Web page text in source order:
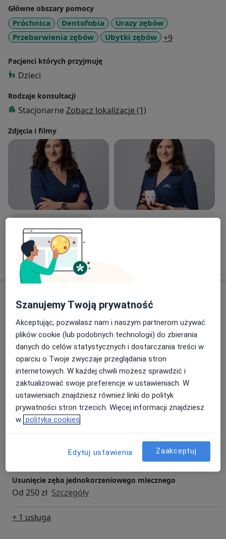
Prywatnie jestem szczęśliwą mamą dwóch córek,
miłośniczką podróży, gotowania oraz malarstwa i
sztuki.
Główne obszary pomocy
Próchnica Dentofobia
Urazy zębów
Przebarwienia zębów
Ubytki zębów +9
Pacjenci których przyjmuję
Dzieci
Rodzaje konsultacji
Stacjonarne Zobacz lokalizacje (1)
Zdjęcia i filmy
Zobacz galerię (2)
Konsultacja stomatologiczna dzieci
200 zł Szczegóły Umów wizytę
Wizyta adaptacyjna dzieci
260 zł Szczegóły Umów wizytę
Konsultacja stomatologiczna
Od 200 zł Szczegóły
Darmowa usługa Szczegóły
Usunięcie zęba jednokorzeniowego mlecznego
Od 250 zł Szczegóły
+ 1 usługa
Szanujemy Twoją prywatność
Akceptując, pozwalasz nam i naszym partnerom używać
plików cookie (lub podobnych technologii) do zbierania
danych do celów statystycznych i dostarczania treści w
oparciu o Twoje zwyczaje przeglądania stron
internetowych. W każdej chwili możesz sprawdzić i
zaktualizować swoje preferencje w ustawieniach. W
ustawieniach znajdziesz również linki do polityk
prywatności stron trzecich. Więcej informacji znajdziesz
w polityka cookies
Edytuj ustawienia Zaakceptuj